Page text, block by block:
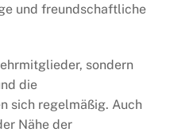
und freundschaftliche
sondern
die
sich regelmäßig. Auch
Nähe der